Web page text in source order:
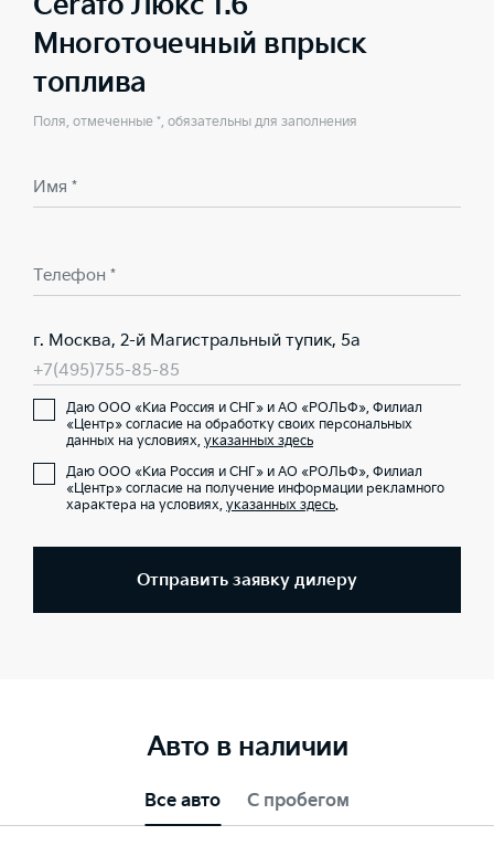
Многоточечный впрыск
топлива
Поля, отмеченные *, обязательны для заполнения
Имя *
Телефон *
г. Москва, 2-й Магистральный тупик, 5а
+7(495)755-85-85
Даю ООО «Киа Россия и СНГ» и АО «РОЛЬФ», Филиал
«Центр» согласие на обработку своих персональных
данных на условиях, указанных здесь
Даю ООО «Киа Россия и СНГ» и АО «РОЛЬФ», Филиал
«Центр» согласие на получение информации рекламного
характера на условиях, указанных здесь.
Отправить заявку дилеру
Авто в наличии
Все авто С пробегом